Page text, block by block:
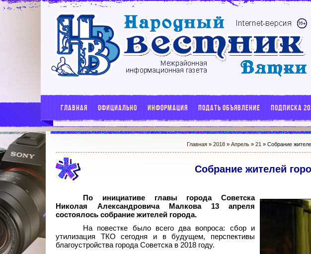
ГЛАВНАЯ ОФИЦИАЛЬНО ИНФОРМАЦИЯ ПОДАТЬ ОБЪЯВЛЕНИЕ ПОДПИСКА
Главная »2018 » Апрель » 21 » Собрание
Собрание жителей
По инициативе главы города Советска
Николая Александровича Малкова 13 апреля
состоялось собрание жителей города.
На повестке было всего два вопроса: сбор и
утилизация ТКО сегодня и в будущем, перспективы
благоустройства города Советска в 2018 году.